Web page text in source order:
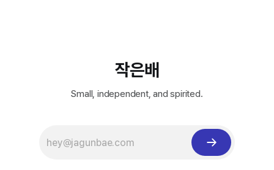
작은배
Small, independent, and spirited.